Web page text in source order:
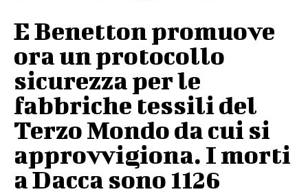
E Benetton promuove
ora un protocollo
sicurezza per le
fabbriche tessili del
Terzo Mondo da cui si
approvvigiona. I morti
a Dacca sono 1126